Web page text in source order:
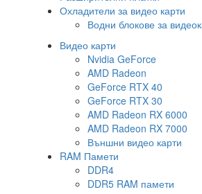
Охладители за видео карти
Водни блокове за
Видео карти
Nvidia GeForce
AMD Radeon
GeForce RTX 40
GeForce RTX 30
AMD Radeon RX 6000
AMD Radeon RX 7000
Външни видео карти
RAM Памети
DDR4
DDR5 RAM памети